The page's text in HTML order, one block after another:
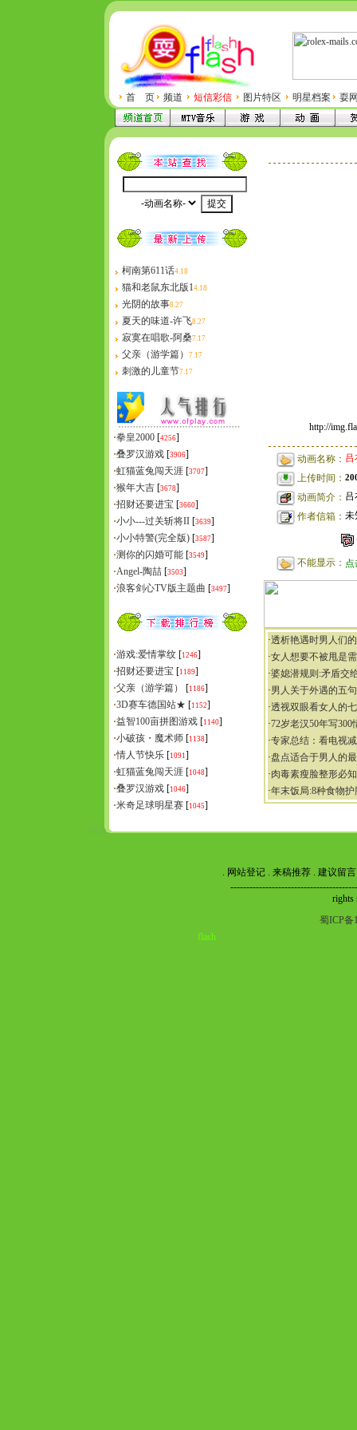
首 页 频道 短信彩信 图片特区 明星档案 耍
柯南第611话4.18
猫和老鼠东北版14.18
光阴的故事8.27
夏天的味道-许飞8.27
寂寞在唱歌-阿桑7.17
父亲（游学篇） 7.17
刺激的儿童节7.17
·拳皇2000 [4256]
·叠罗汉游戏 [3906]
·虹猫蓝兔闯天涯 [3707]
·猴年大吉 [3678]
·招财还要进宝 [3660]
·小小---过关斩将II [3639]
·小小特警(完全版) [3587]
·测你的闪婚可能 [3549]
·Angel-陶喆 [3503]
·浪客剑心TV版主题曲 [3497]
·游戏:爱情掌纹 [1246]
·招财还要进宝 [1189]
·父亲（游学篇） [1186]
·3D赛车德国站★ [1152]
·益智100亩拼图游戏 [1140]
·小破孩・魔术师 [1138]
·情人节快乐 [1091]
·虹猫蓝兔闯天涯 [1048]
·叠罗汉游戏 [1046]
·米奇足球明星赛 [1045]
http://
动画名称： 吕
上传时间：
动画简介：
作者信箱： 未
不能显示：
·透析艳遇时男人们
·女人想要不被甩是
·婆媳潜规则:矛盾交
·男人关于外遇的五
·透视双眼看女人的
·72岁老汉50年写300
·专家总结：看电视
·盘点适合于男人的
·肉毒素瘦脸整形必
·年末饭局:8种食物
. 网站登记 . 来稿推荐 . 建议留言
rights
蜀ICP备
flash